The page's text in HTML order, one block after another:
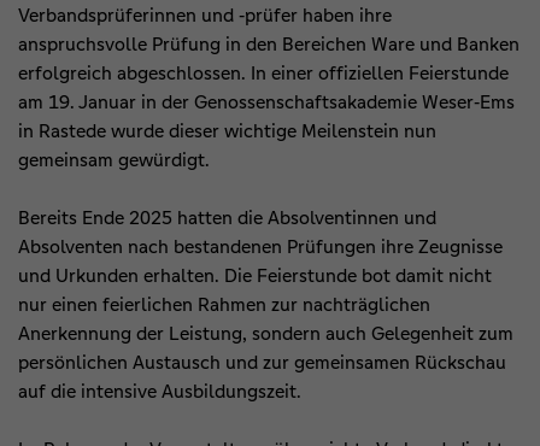
Verbandsprüferinnen und ‑prüfer haben ihre
anspruchsvolle Prüfung in den Bereichen Ware und Banken
erfolgreich abgeschlossen. In einer offiziellen Feierstunde
am 19. Januar in der Genossenschaftsakademie Weser‑Ems
in Rastede wurde dieser wichtige Meilenstein nun
gemeinsam gewürdigt.
Bereits Ende 2025 hatten die Absolventinnen und
Absolventen nach bestandenen Prüfungen ihre Zeugnisse
und Urkunden erhalten. Die Feierstunde bot damit nicht
nur einen feierlichen Rahmen zur nachträglichen
Anerkennung der Leistung, sondern auch Gelegenheit zum
persönlichen Austausch und zur gemeinsamen Rückschau
auf die intensive Ausbildungszeit.